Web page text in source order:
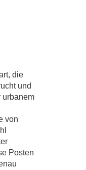
die
und
urbanem
von
Posten